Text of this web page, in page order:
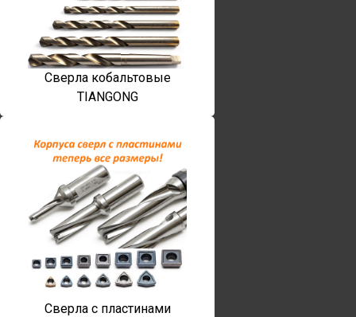
Сверла кобальтовые
TIANGONG
Сверла с пластинами